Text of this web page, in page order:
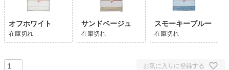
オフホワイト
在庫切れ
サンドベージュ
在庫切れ
スモーキーブルー
在庫切れ
お気に入りに登録する